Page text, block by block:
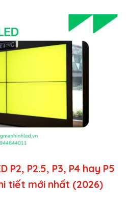
P2, P2.5, P3, P4 hay P5
tiết mới nhất (2026)